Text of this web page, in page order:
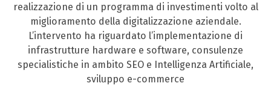
realizzazione di un programma di investimenti volto al
miglioramento della digitalizzazione aziendale.
L’intervento ha riguardato l’implementazione di
infrastrutture hardware e software, consulenze
specialistiche in ambito SEO e Intelligenza Artificiale,
sviluppo e-commerce